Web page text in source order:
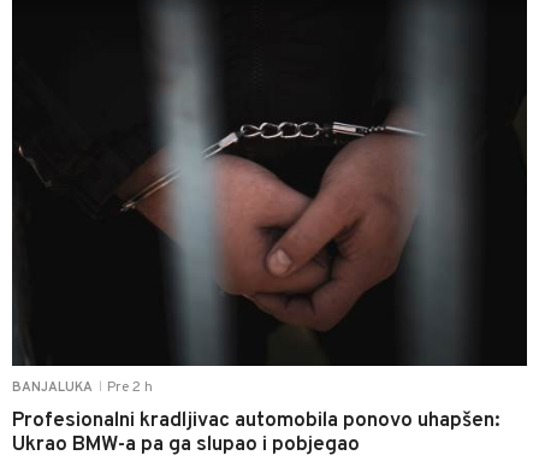
BANJALUKA Pre 2 h
Profesionalni kradljivac automobila ponovo uhapšen:
Ukrao BMW-a pa ga slupao i pobjegao